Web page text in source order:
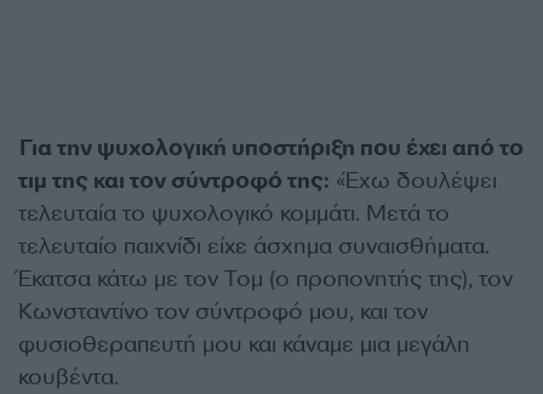
Για την ψυχολογική υποστήριξη που έχει από το
τιμ της και τον σύντροφό της: «Έχω δουλέψει
τελευταία το ψυχολογικό κομμάτι. Μετά το
τελευταίο παιχνίδι είχε άσχημα συναισθήματα.
Έκατσα κάτω με τον Τομ (ο προπονητής της), τον
Κωνσταντίνο τον σύντροφό μου, και τον
φυσιοθεραπευτή μου και κάναμε μια μεγάλη
κουβέντα.